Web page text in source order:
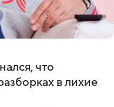
что
в лихие